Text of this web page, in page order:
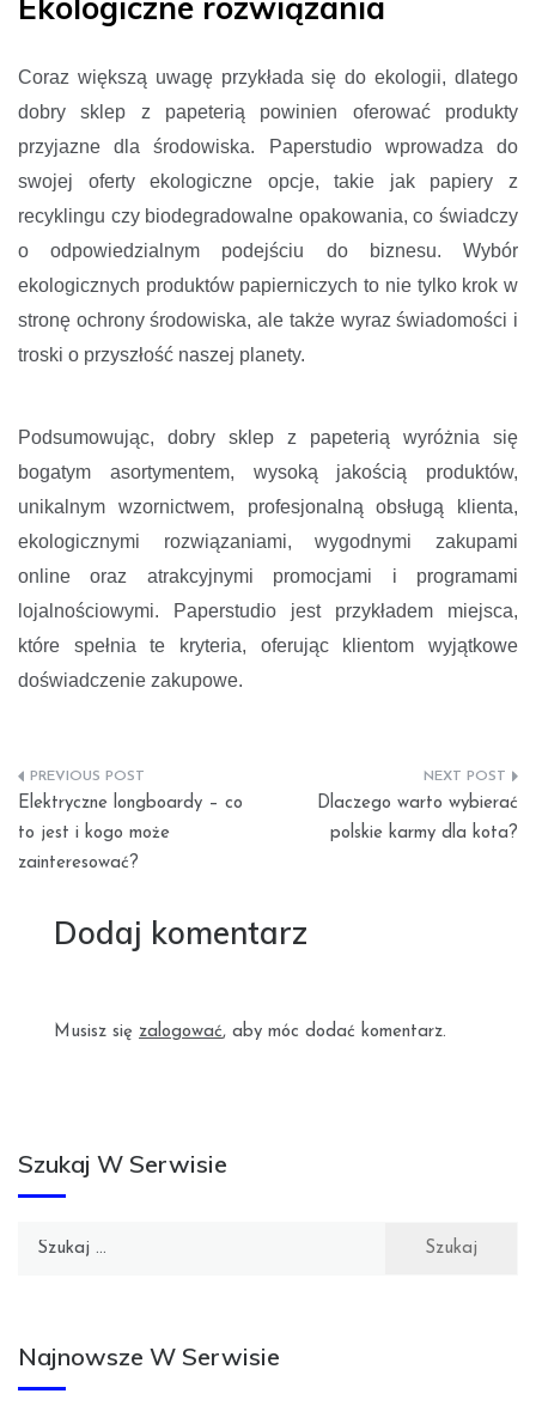
Ekologiczne rozwiązania
Coraz większą uwagę przykłada się do ekologii, dlatego
dobry sklep z papeterią powinien oferować produkty
przyjazne dla środowiska. Paperstudio wprowadza do
swojej oferty ekologiczne opcje, takie jak papiery z
recyklingu czy biodegradowalne opakowania, co świadczy
o odpowiedzialnym podejściu do biznesu. Wybór
ekologicznych produktów papierniczych to nie tylko krok w
stronę ochrony środowiska, ale także wyraz świadomości i
troski o przyszłość naszej planety.
Podsumowując, dobry sklep z papeterią wyróżnia się
bogatym asortymentem, wysoką jakością produktów,
unikalnym wzornictwem, profesjonalną obsługą klienta,
ekologicznymi rozwiązaniami, wygodnymi zakupami
online oraz atrakcyjnymi promocjami i programami
lojalnościowymi. Paperstudio jest przykładem miejsca,
które spełnia te kryteria, oferując klientom wyjątkowe
doświadczenie zakupowe.
Nawigacja
wpisu
Elektryczne longboardy – co
to jest i kogo może
zainteresować?
Dlaczego warto wybierać
polskie karmy dla kota?
Dodaj komentarz
Musisz się zalogować, aby móc dodać komentarz.
Szukaj W Serwisie
Szukaj:
Najnowsze W Serwisie